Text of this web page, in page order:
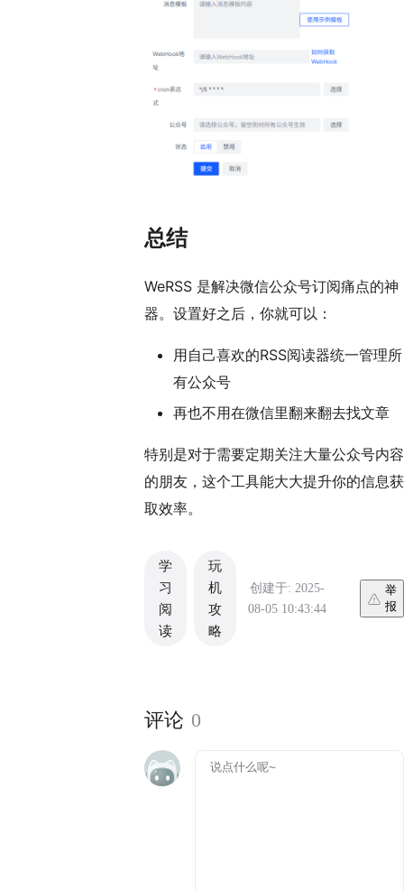
总结
WeRSS 是解决微信公众号订阅痛点的神
器。设置好之后，你就可以：
用自己喜欢的RSS阅读器统一管理所
有公众号
再也不用在微信里翻来翻去找文章
特别是对于需要定期关注大量公众号内容
的朋友，这个工具能大大提升你的信息获
取效率。
学
习
阅
读
玩
机
攻
略
创建于: 2025-
08-05 10:43:44
举
报
评论 0